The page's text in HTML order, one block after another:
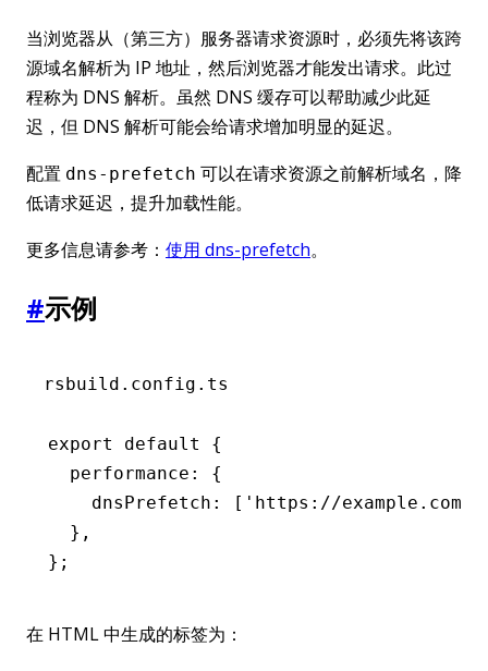
当浏览器从（第三方）服务器请求资源时，必须先将该跨
源域名解析为 IP 地址，然后浏览器才能发出请求。此过
程称为 DNS 解析。虽然 DNS 缓存可以帮助减少此延
迟，但 DNS 解析可能会给请求增加明显的延迟。
配置 dns-prefetch 可以在请求资源之前解析域名，降
低请求延迟，提升加载性能。
更多信息请参考： 使用 dns-prefetch。
#示例
rsbuild.config.ts
export default
{
  performance
:
{
    dnsPrefetch
: [ 'https://example.com'
  }
,
};
在 HTML 中生成的标签为：